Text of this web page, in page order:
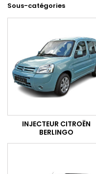
Sous-catégories
INJECTEUR CITROËN
BERLINGO